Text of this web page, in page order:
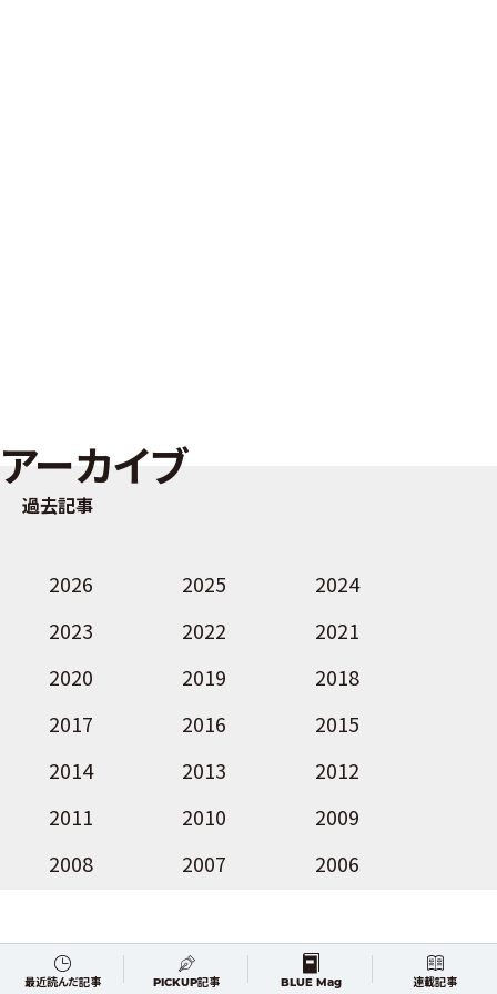
アーカイブ
過去記事
2026 2025
2024
2023
2022
2021
2020
2019
2018
2017
2016
2015
2014
2013
2012
2011
2010
2009
2008
2007 2006
FOLLOW
最近読んだ記事 PICKUP記事 BLUE Mag 連載記事